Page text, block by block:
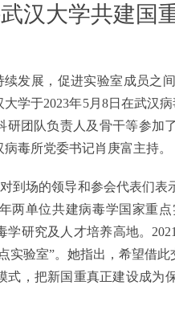
汉大学共建国
发展，促进实验室成员之
学于2023年5月8日在武汉
研团队负责人及骨干等参
毒所党委书记肖庚富主持。
场的领导和参会代表们表
两单位共建病毒学国家重
研究及人才培养高地。
实验室”。她指出，希望借
式，把新国重真正建设成为